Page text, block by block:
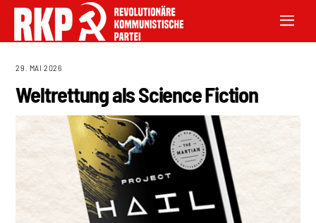
29. MAI 2026
Weltrettung als Science Fiction